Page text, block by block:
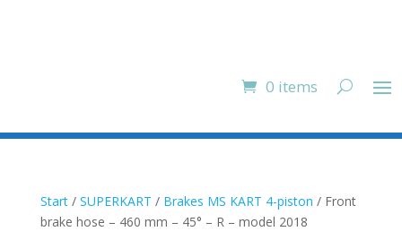
0 items
Start/ SUPERKART / Brakes MS KART 4-piston / Front
brake hose – 460 mm – 45° – R – model 2018